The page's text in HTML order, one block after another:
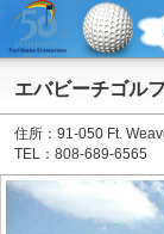
エバビーチゴル
住所：91-050 Ft.
TEL：808-689-6565